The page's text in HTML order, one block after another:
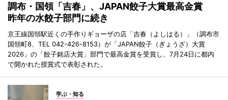
調布・国領「吉春」、JAPAN餃子大賞最高金賞
昨年の水餃子部門に続き
京王線国領駅近くの手作りギョーザの店「吉春（よしはる）」（調布市
国領町8、TEL 042-426-8153）が「JAPAN餃子（ぎょうざ）大賞
2026」の「餃子銘店大賞」部門で最高金賞を受賞し、7月24日に都内
で開かれた授賞式で表彰された。
学ぶ・知る